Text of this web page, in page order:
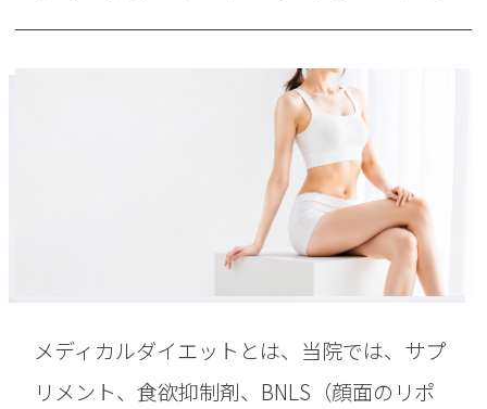
メディカルダイエットとは、当院では、サプ
リメント、食欲抑制剤、BNLS（顔面のリポ